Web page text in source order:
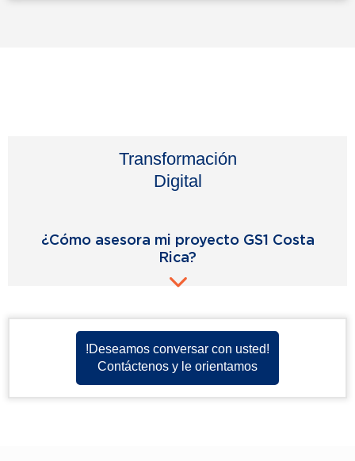
!Deseamos conversar con usted!
Contáctenos y le orientamos
Transformación
Digital
¿Cómo asesora mi proyecto GS1 Costa
Rica?